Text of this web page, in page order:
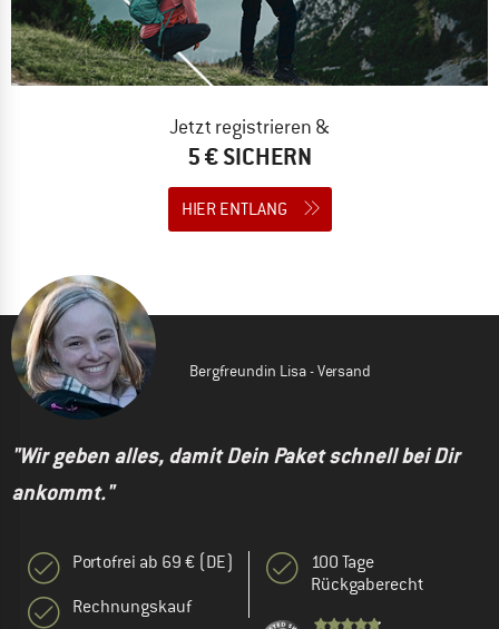
Jetzt registrieren &
5 € SICHERN
HIER ENTLANG
Bergfreundin Lisa - Versand
"Wir geben alles, damit Dein Paket schnell bei Dir
ankommt."
Portofrei ab 69 € (DE)
Rechnungskauf
100 Tage
Rückgaberecht